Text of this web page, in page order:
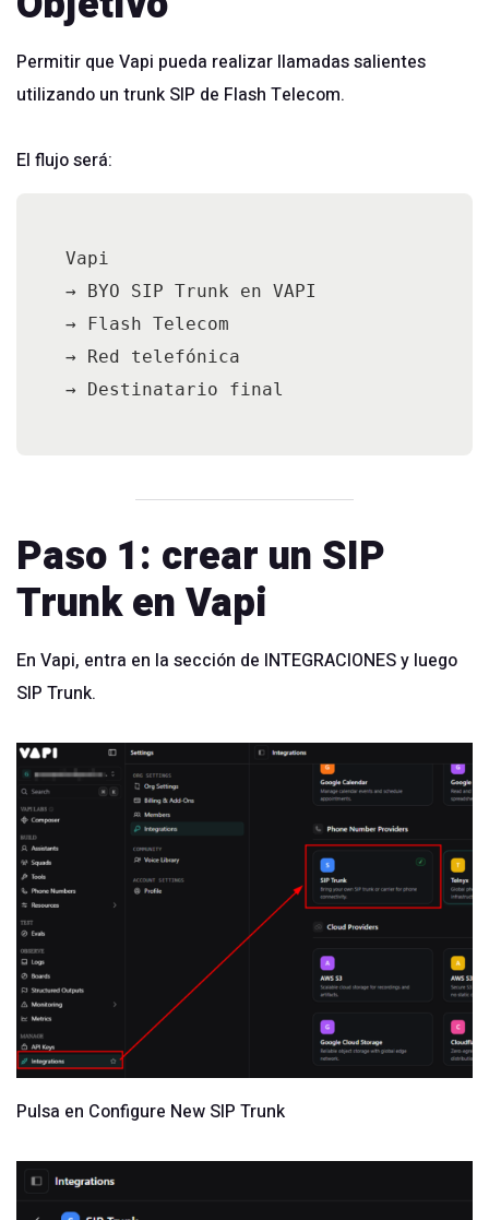
Permitir que Vapi pueda realizar llamadas salientes
utilizando un trunk SIP de Flash Telecom.
El flujo será:
Vapi
→ BYO SIP Trunk en VAPI
→ Flash Telecom
→ Red telefónica
Paso 1: crear un SIP
Trunk en Vapi
En Vapi, entra en la sección de INTEGRACIONES y luego
SIP Trunk.
Pulsa en Configure New SIP Trunk